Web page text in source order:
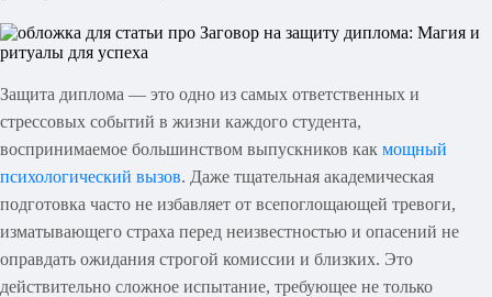
Защита диплома — это одно из самых ответственных и
стрессовых событий в жизни каждого студента,
воспринимаемое большинством выпускников как мощный
психологический вызов. Даже тщательная академическая
подготовка часто не избавляет от всепоглощающей тревоги,
изматывающего страха перед неизвестностью и опасений не
оправдать ожидания строгой комиссии и близких. Это
действительно сложное испытание, требующее не только